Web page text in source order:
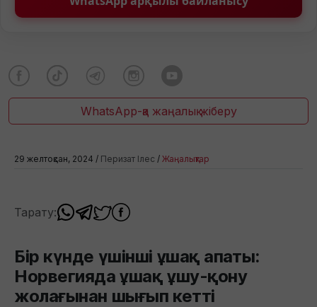
WhatsApp-қа жаңалық жіберу
29 желтоқсан, 2024 / Перизат Ілес / Жаңалықтар
Тарату:
Бір күнде үшінші ұшақ апаты:
Норвегияда ұшақ ұшу-қону
жолағынан шығып кетті